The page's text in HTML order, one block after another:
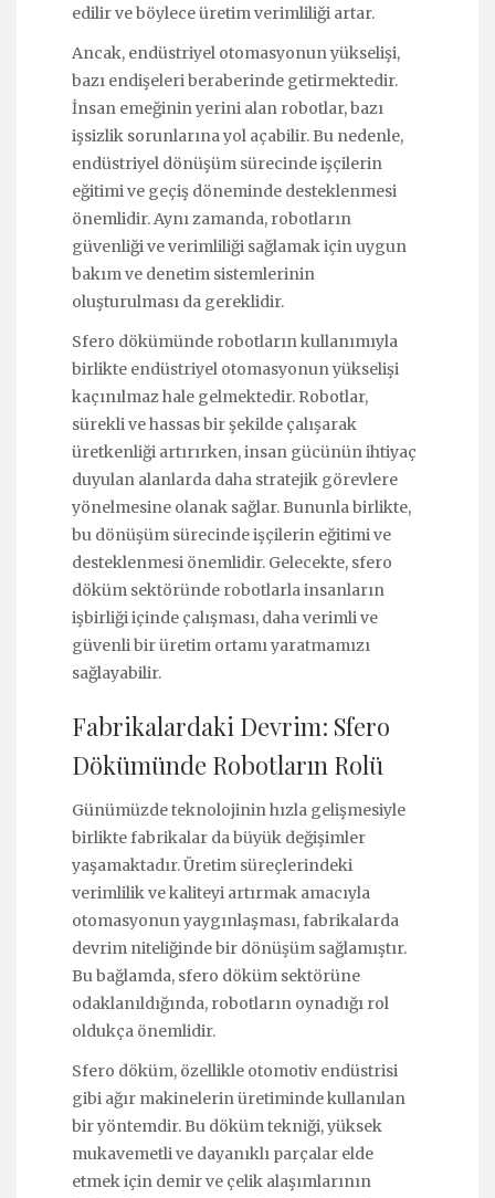
edilir ve böylece üretim verimliliği artar.
Ancak, endüstriyel otomasyonun yükselişi,
bazı endişeleri beraberinde getirmektedir.
İnsan emeğinin yerini alan robotlar, bazı
işsizlik sorunlarına yol açabilir. Bu nedenle,
endüstriyel dönüşüm sürecinde işçilerin
eğitimi ve geçiş döneminde desteklenmesi
önemlidir. Aynı zamanda, robotların
güvenliği ve verimliliği sağlamak için uygun
bakım ve denetim sistemlerinin
oluşturulması da gereklidir.
Sfero dökümünde robotların kullanımıyla
birlikte endüstriyel otomasyonun yükselişi
kaçınılmaz hale gelmektedir. Robotlar,
sürekli ve hassas bir şekilde çalışarak
üretkenliği artırırken, insan gücünün ihtiyaç
duyulan alanlarda daha stratejik görevlere
yönelmesine olanak sağlar. Bununla birlikte,
bu dönüşüm sürecinde işçilerin eğitimi ve
desteklenmesi önemlidir. Gelecekte, sfero
döküm sektöründe robotlarla insanların
işbirliği içinde çalışması, daha verimli ve
güvenli bir üretim ortamı yaratmamızı
sağlayabilir.
Fabrikalardaki Devrim: Sfero
Dökümünde Robotların Rolü
Günümüzde teknolojinin hızla gelişmesiyle
birlikte fabrikalar da büyük değişimler
yaşamaktadır. Üretim süreçlerindeki
verimlilik ve kaliteyi artırmak amacıyla
otomasyonun yaygınlaşması, fabrikalarda
devrim niteliğinde bir dönüşüm sağlamıştır.
Bu bağlamda, sfero döküm sektörüne
odaklanıldığında, robotların oynadığı rol
oldukça önemlidir.
Sfero döküm, özellikle otomotiv endüstrisi
gibi ağır makinelerin üretiminde kullanılan
bir yöntemdir. Bu döküm tekniği, yüksek
mukavemetli ve dayanıklı parçalar elde
etmek için demir ve çelik alaşımlarının